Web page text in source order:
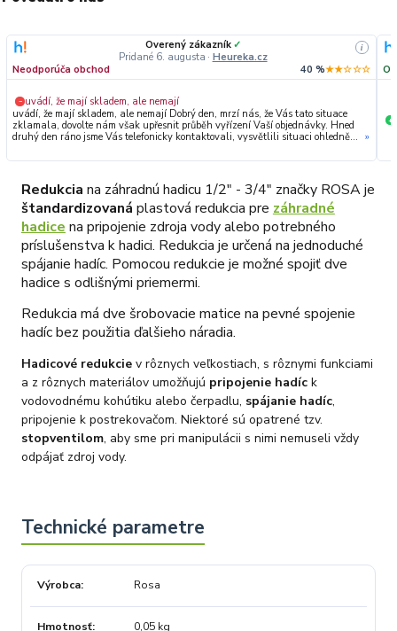
Overený zákazník ✓
Pridané 6. augusta · Heureka.cz
i
Neodporúča obchod 40 %★★☆☆☆
− uvádí, že mají skladem, ale nemají
uvádí, že mají skladem, ale nemají Dobrý den, mrzí nás, že Vás tato situace
zklamala, dovolte nám však upřesnit průběh vyřízení Vaší objednávky. Hned
druhý den ráno jsme Vás telefonicky kontaktovali, vysvětlili situaci ohledně
dodavatele. Jelikož zboží nebylo k dispozici ani u něj, museli jsme objednávku
Zakládáme si na férovém a rychlém jednání. O to více nás mrzí, že i přes naši
okamžitou reakci, osobní telefonát a maximální snahu náš obchod
nedoporučujete. Věříme, že nám v budoucnu dáte příležitost přesvědčit Vás o
kvalitě našich služeb. Tým OZY.market
»
+
Redukcia na záhradnú hadicu 1/2" - 3/4" značky ROSA je
štandardizovaná plastová redukcia pre záhradné
hadice na pripojenie zdroja vody alebo potrebného
príslušenstva k hadici. Redukcia je určená na jednoduché
spájanie hadíc. Pomocou redukcie je možné spojiť dve
hadice s odlišnými priemermi.
Redukcia má dve šrobovacie matice na pevné spojenie
hadíc bez použitia ďalšieho náradia.
Hadicové redukcie v rôznych veľkostiach, s rôznymi funkciami
a z rôznych materiálov umožňujú pripojenie hadíck
vodovodnému kohútiku alebo čerpadlu, spájanie hadíc,
pripojenie k postrekovačom. Niektoré sú opatrené tzv.
stopventilom, aby sme pri manipulácii s nimi nemuseli vždy
odpájať zdroj vody.
Výrobca Rosa
Hmotnosť 0,05 kg